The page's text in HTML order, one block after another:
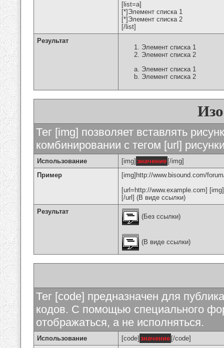
[list=a]
[*]Элемент списка 1
[*]Элемент списка 2
[/list]
Результат
Элемент списка 1
Элемент списка 2
Элемент списка 1
Элемент списка 2
Тег [img] позволяет вставлять
комбинировании с тегом [url]
Использование [img] значение [/img]
Пример
[img]http://www.bisound.com/
[url=http://www.example.com]
[/url] (В виде ссылки)
Результат
(Без ссылки)
(В виде ссылки)
Тег [code] предназначен для
кодов. С помощью специального
отображаться, а не исполняться.
Использование [code] значение [/code]